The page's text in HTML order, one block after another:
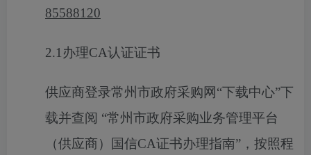
85588120
2.1 办理CA认证证书
供应商登录常州市政府采购网 “下载中心”下
载并查阅 “常州市政府采购业务管理平台
（供应商）国信CA证书办理指南” ，按照程